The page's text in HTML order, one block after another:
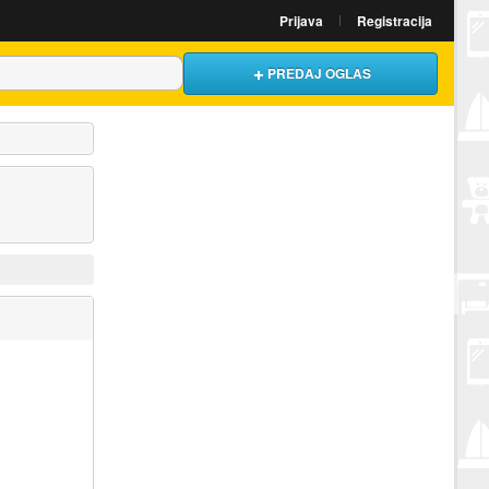
Prijava Registracija
PREDAJ OGLAS